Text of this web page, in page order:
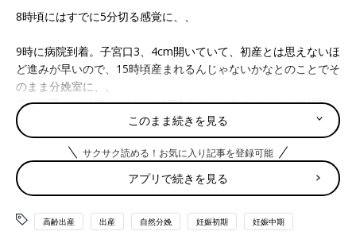
8時頃にはすでに5分切る感覚に、、
9時に病院到着。子宮口3、4cm開いていて、初産とは思えないほ
ど進みが早いので、15時頃産まれるんじゃないかなとのことでそ
のまま分娩室に、、
進みが早いのは嬉しいけど、15時までかかるのかとここで絶望す
る。
ここから痛みに耐えるのに必死で、夫の声掛けも全然届かなかっ
たけど、日曜日で朝からいてくれたので、ほんとにひとりじゃな
くて良かったと思いました！
んとは、食べた方がお産が進むらしいです。
このまま続きを見る
サクサク読める！お気に入り記事を登録可能
アプリで続きを見る
高齢出産 出産 自然分娩 妊娠初期 妊娠中期